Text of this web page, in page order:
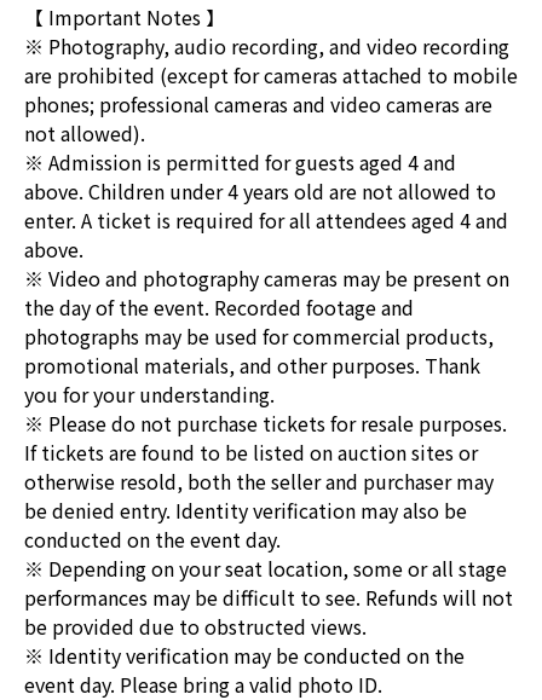
【 Important Notes 】
※ Photography, audio recording, and video recording
are prohibited (except for cameras attached to mobile
phones; professional cameras and video cameras are
not allowed).
※ Admission is permitted for guests aged 4 and
above. Children under 4 years old are not allowed to
enter. A ticket is required for all attendees aged 4 and
above.
※ Video and photography cameras may be present on
the day of the event. Recorded footage and
photographs may be used for commercial products,
promotional materials, and other purposes. Thank
you for your understanding.
※ Please do not purchase tickets for resale purposes.
If tickets are found to be listed on auction sites or
otherwise resold, both the seller and purchaser may
be denied entry. Identity verification may also be
conducted on the event day.
※ Depending on your seat location, some or all stage
performances may be difficult to see. Refunds will not
be provided due to obstructed views.
※ Identity verification may be conducted on the
event day. Please bring a valid photo ID.